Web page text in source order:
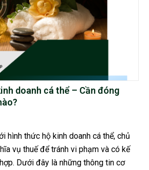
doanh cá thể – Cần đóng
hình thức hộ kinh doanh cá thể, chủ
vụ thuế để tránh vi phạm và có kế
Dưới đây là những thông tin cơ